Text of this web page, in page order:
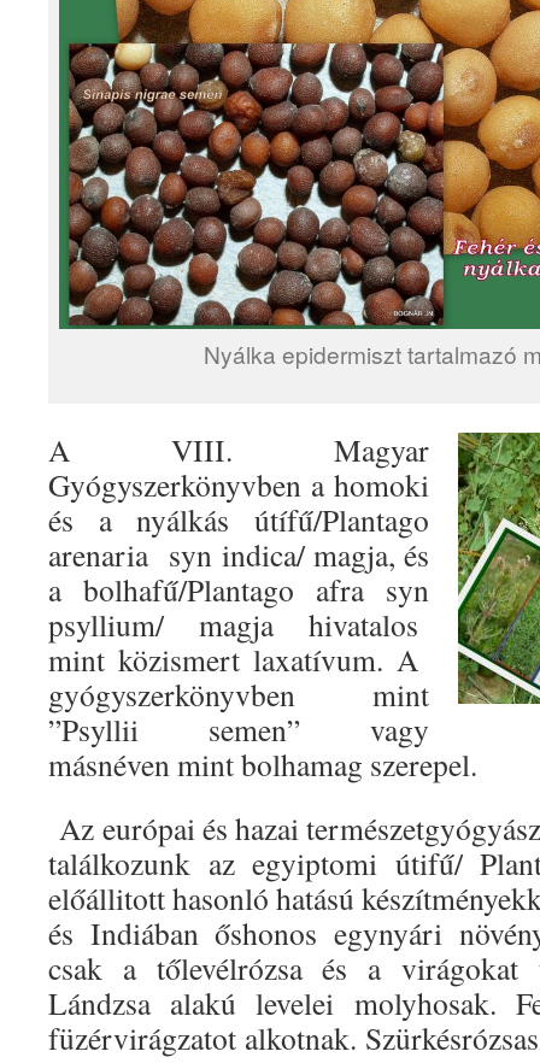
Nyálka epidermiszt tartalmazó
A VIII. Magyar
Gyógyszerkönyvben a homoki
és a nyálkás útífű/Plantago
arenaria syn indica/ magja, és
a bolhafű/Plantago afra syn
psyllium/ magja hivatalos
mint közismert laxatívum. A
gyógyszerkönyvben mint
”Psyllii semen” vagy
másnéven mint bolhamag szerepel.
Az európai és hazai
találkozunk az egyiptomi útifű/
előállitott hasonló hatású
és Indiában őshonos egynyári
csak a tőlevélrózsa és a virágokat
Lándzsa alakú levelei molyhosak.
füzérvirágzatot alkotnak.